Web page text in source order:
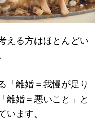
える方はほとんどい
「離婚＝我慢が足り
離婚＝悪いこと」と
ます。